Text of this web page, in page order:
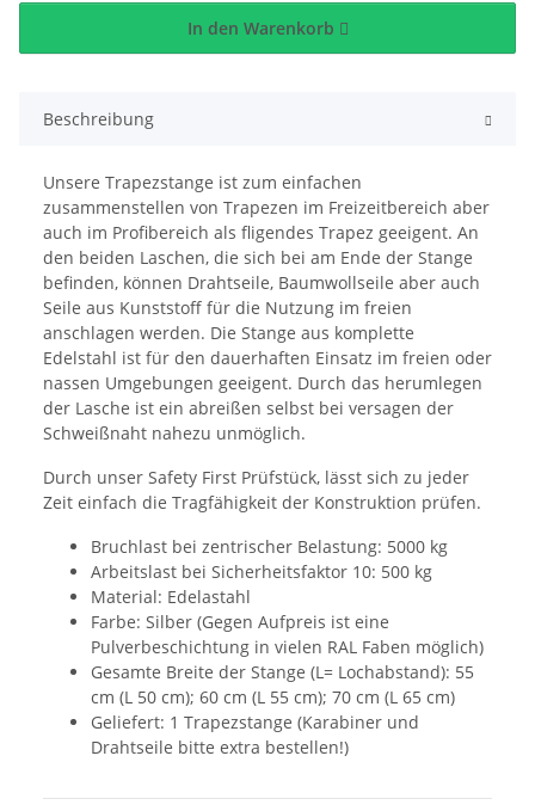
In den Warenkorb
Beschreibung
Unsere Trapezstange ist zum einfachen
zusammenstellen von Trapezen im Freizeitbereich aber
auch im Profibereich als fligendes Trapez geeigent. An
den beiden Laschen, die sich bei am Ende der Stange
befinden, können Drahtseile, Baumwollseile aber auch
Seile aus Kunststoff für die Nutzung im freien
anschlagen werden. Die Stange aus komplette
Edelstahl ist für den dauerhaften Einsatz im freien oder
nassen Umgebungen geeigent. Durch das herumlegen
der Lasche ist ein abreißen selbst bei versagen der
Schweißnaht nahezu unmöglich.
Durch unser Safety First Prüfstück, lässt sich zu jeder
Zeit einfach die Tragfähigkeit der Konstruktion prüfen.
Bruchlast bei zentrischer Belastung: 5000 kg
Arbeitslast bei Sicherheitsfaktor 10: 500 kg
Material: Edelastahl
Farbe: Silber (Gegen Aufpreis ist eine
Pulverbeschichtung in vielen RAL Faben möglich)
Gesamte Breite der Stange (L= Lochabstand): 55
cm (L 50 cm); 60 cm (L 55 cm); 70 cm (L 65 cm)
Geliefert: 1 Trapezstange (Karabiner und
Drahtseile bitte extra bestellen!)